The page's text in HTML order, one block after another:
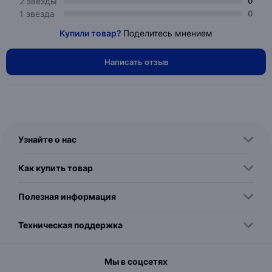
1 звезда 0
Купили товар? Поделитесь мнением
Написать отзыв
Узнайте о нас
Как купить товар
Полезная информация
Техническая поддержка
Мы в соцсетях